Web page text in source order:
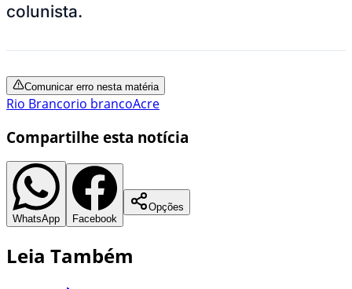
colunista.
Comunicar erro nesta matéria
Rio Brancorio brancoAcre
Compartilhe esta notícia
WhatsApp Facebook
Opções
Leia Também